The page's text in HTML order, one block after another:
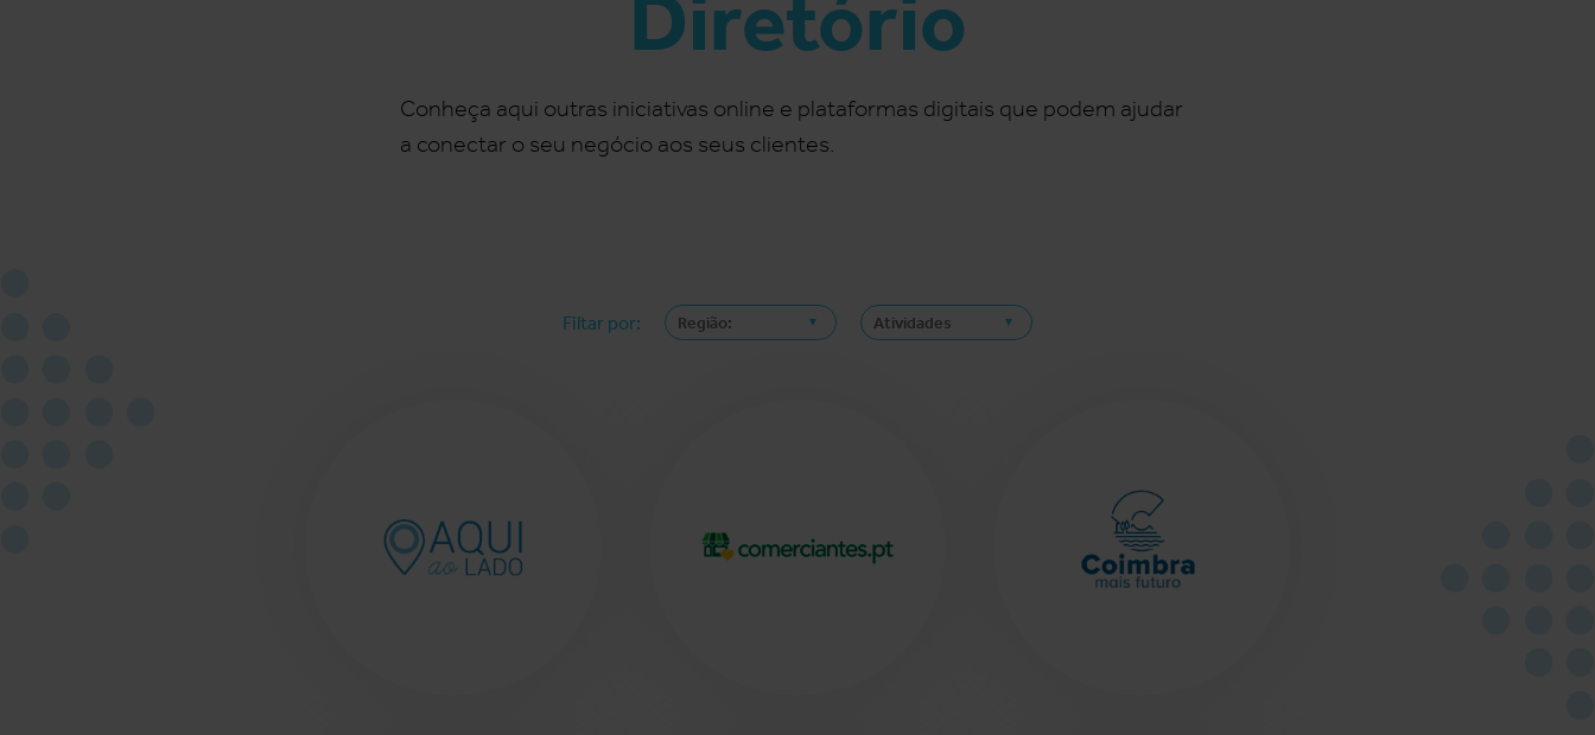
Diretório
Conheça aqui outras iniciativas online e plataformas digitais que podem ajudar
a conectar o seu negócio aos seus clientes.
Filtar por: